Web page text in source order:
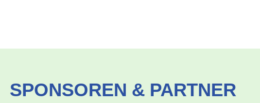
SPONSOREN & PARTNER